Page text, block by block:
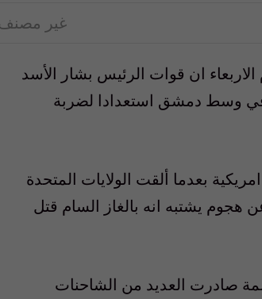
غير
ان قوات الرئيس بشار الأسد
في وسط دمشق استعدادا لضربة
بعدما ألقت الولايات المتحدة
يشتبه انه بالغاز السام قتل
صادرت العديد من الشاحنات